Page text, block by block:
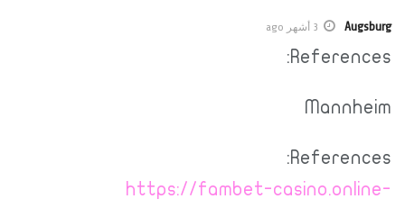
Augsburg 3 أشهر ago
References:
Mannheim
References:
https://fambet-casino.online-